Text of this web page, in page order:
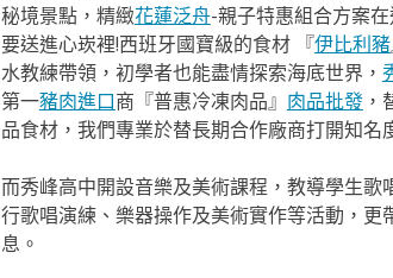
秘境景點，精緻花蓮泛舟-親子特惠組合方案
要送進心崁裡!西班牙國寶級的食材 『伊比利豬
水教練帶領，初學者也能盡情探索海底世界，
第一豬肉進口商『普惠冷凍肉品』 肉品批發，
品食材，我們專業於替長期合作廠商打開知名
而秀峰高中開設音樂及美術課程，教導學生
行歌唱演練、樂器操作及美術實作等活動，
息。